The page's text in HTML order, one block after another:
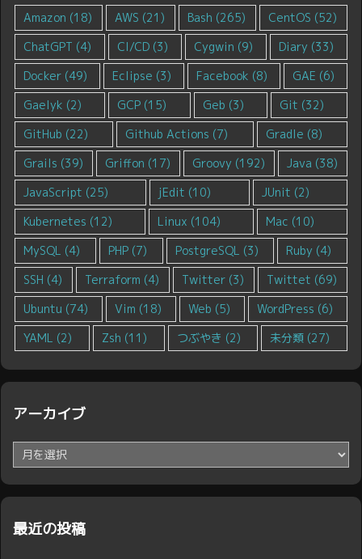
Amazon (18) AWS (21) Bash (265) CentOS (52)
ChatGPT (4) CI/CD (3) Cygwin (9) Diary (33)
Docker (49) Eclipse (3) Facebook (8) GAE (6)
Gaelyk (2) GCP (15) Geb (3) Git (32)
GitHub (22) Github Actions (7) Gradle (8)
Grails (39) Griffon (17) Groovy (192) Java (38)
JavaScript (25) jEdit (10) JUnit (2)
Kubernetes (12) Linux (104) Mac (10)
MySQL (4) PHP(7) PostgreSQL (3) Ruby (4)
SSH (4) Terraform (4) Twitter (3) Twittet (69)
Ubuntu (74) Vim (18) Web (5) WordPress (6)
YAML (2) Zsh (11) つぶやき (2) 未分類 (27)
アーカイブ
ー
カ
イ
最近の投稿